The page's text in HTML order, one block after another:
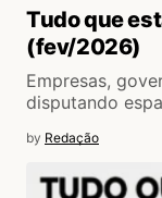
Tudo que
(fev/2026)
Empresas,
disputando
by Redação